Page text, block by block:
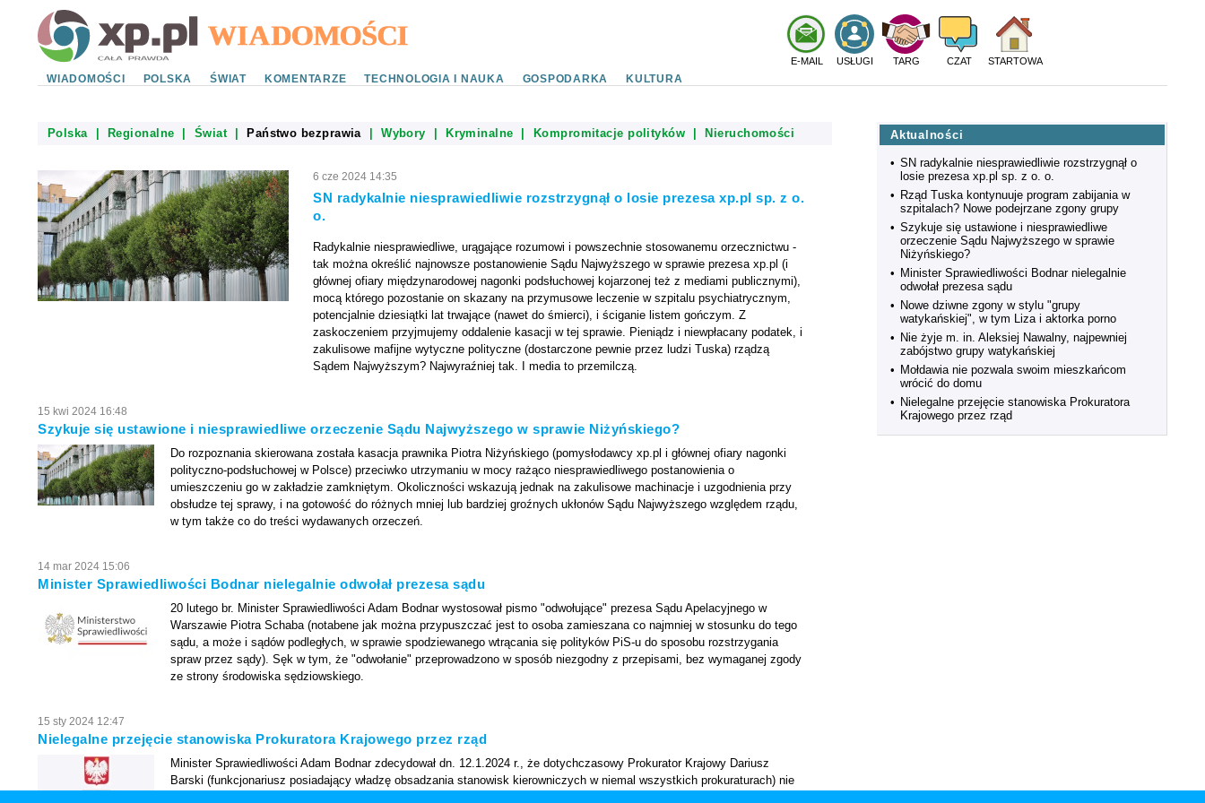
E-MAIL USŁUGI TARG CZAT STARTOWA
WIADOMOŚCI POLSKA ŚWIAT KOMENTARZE TECHNOLOGIA I NAUKA GOSPODARKA KULTURA
Aktualności
• SN radykalnie niesprawiedliwie rozstrzygnął o
losie prezesa xp.pl sp. z o. o.
• Rząd Tuska kontynuuje program zabijania w
szpitalach? Nowe podejrzane zgony grupy
• Szykuje się ustawione i niesprawiedliwe
orzeczenie Sądu Najwyższego w sprawie
Niżyńskiego?
• Minister Sprawiedliwości Bodnar nielegalnie
odwołał prezesa sądu
• Nowe dziwne zgony w stylu "grupy
watykańskiej", w tym Liza i aktorka porno
• Nie żyje m. in. Aleksiej Nawalny, najpewniej
zabójstwo grupy watykańskiej
• Mołdawia nie pozwala swoim mieszkańcom
wrócić do domu
• Nielegalne przejęcie stanowiska Prokuratora
Krajowego przez rząd
Polska| Regionalne Świat| Państwo bezprawia|Wybory Kryminalne Kompromitacje polityków Nieruchomości
6 cze 2024 14:35
SN radykalnie niesprawiedliwie rozstrzygnął o losie prezesa xp.pl sp. z o.
o.
Radykalnie niesprawiedliwe, urągające rozumowi i powszechnie stosowanemu orzecznictwu -
tak można określić najnowsze postanowienie Sądu Najwyższego w sprawie prezesa xp.pl (i
głównej ofiary międzynarodowej nagonki podsłuchowej kojarzonej też z mediami publicznymi),
mocą którego pozostanie on skazany na przymusowe leczenie w szpitalu psychiatrycznym,
potencjalnie dziesiątki lat trwające (nawet do śmierci), i ściganie listem gończym. Z
zaskoczeniem przyjmujemy oddalenie kasacji w tej sprawie. Pieniądz i niewpłacany podatek, i
zakulisowe mafijne wytyczne polityczne (dostarczone pewnie przez ludzi Tuska) rządzą
Sądem Najwyższym? Najwyraźniej tak. I media to przemilczą.
15 kwi 2024 16:48
Szykuje się ustawione i niesprawiedliwe orzeczenie Sądu Najwyższego w sprawie Niżyńskiego?
Do rozpoznania skierowana została kasacja prawnika Piotra Niżyńskiego (pomysłodawcy xp.pl i głównej ofiary nagonki
polityczno-podsłuchowej w Polsce) przeciwko utrzymaniu w mocy rażąco niesprawiedliwego postanowienia o
umieszczeniu go w zakładzie zamkniętym. Okoliczności wskazują jednak na zakulisowe machinacje i uzgodnienia przy
obsłudze tej sprawy, i na gotowość do różnych mniej lub bardziej groźnych ukłonów Sądu Najwyższego względem rządu,
w tym także co do treści wydawanych orzeczeń.
14 mar 2024 15:06
Minister Sprawiedliwości Bodnar nielegalnie odwołał prezesa sądu
20 lutego br. Minister Sprawiedliwości Adam Bodnar wystosował pismo "odwołujące" prezesa Sądu Apelacyjnego w
Warszawie Piotra Schaba (notabene jak można przypuszczać jest to osoba zamieszana co najmniej w stosunku do tego
sądu, a może i sądów podległych, w sprawie spodziewanego wtrącania się polityków PiS-u do sposobu rozstrzygania
spraw przez sądy). Sęk w tym, że "odwołanie" przeprowadzono w sposób niezgodny z przepisami, bez wymaganej zgody
ze strony środowiska sędziowskiego.
15 sty 2024 12:47
Nielegalne przejęcie stanowiska Prokuratora Krajowego przez rząd
Minister Sprawiedliwości Adam Bodnar zdecydował dn. 12.1.2024 r., że dotychczasowy Prokurator Krajowy Dariusz
Barski (funkcjonariusz posiadający władzę obsadzania stanowisk kierowniczych w niemal wszystkich prokuraturach) nie